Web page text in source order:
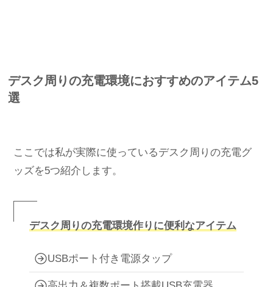
デスク周りの充電環境におすすめのアイテム5
選
ここでは私が実際に使っているデスク周りの充電グ
ッズを5つ紹介します。
デスク周りの充電環境作りに便利なアイテム
USBポート付き電源タップ